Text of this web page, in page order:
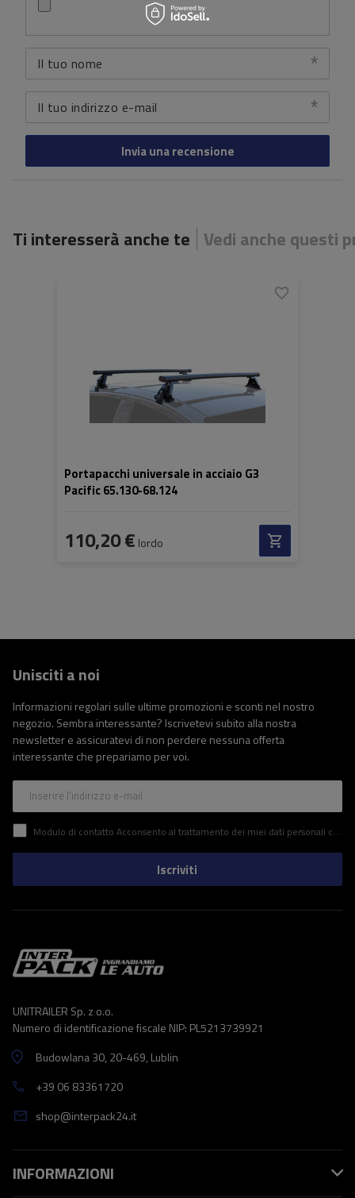
Il tuo nome
Il tuo indirizzo e-mail
Invia una recensione
Ti interesserà anche te Vedi anche questi
Portapacchi universale in acciaio G3
Pacific 65.130-68.124
110,20 € lordo
Unisciti a noi
Informazioni regolari sulle ultime promozioni e sconti nel nostro
negozio. Sembra interessante? Iscrivetevi subito alla nostra
newsletter e assicuratevi di non perdere nessuna offerta
interessante che prepariamo per voi.
Inserire l'indirizzo e-mail
Modulo di contatto Acconsento al trattamento dei miei dati personali contenuti nel modulo di contatto in conformità al Regolamento del Parlamento Europeo e del Consiglio (UE)
Iscriviti
UNITRAILER Sp. z o.o.
Numero di identificazione fiscale NIP: PL5213739921
Budowlana 30, 20-469, Lublin
+39 06 83361720
shop@interpack24.it
INFORMAZIONI